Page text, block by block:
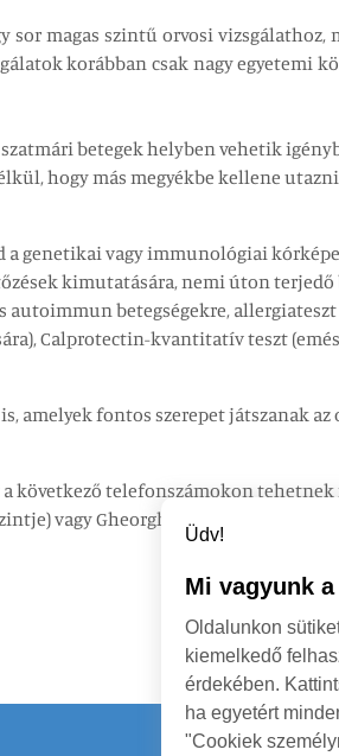
sor magas szintű orvosi
korábban csak nagy egyetemi
betegek helyben vehetik
hogy más megyékbe kellene
genetikai vagy immunológiai
kimutatására, nemi úton terjedő
betegségekre,
Calprotectin-kvantitatív teszt
amelyek fontos szerepet játszanak
telefonszámokon tehetnek
vagy Gheorghe Lazăr utca
Üdv!
Mi vagyunk
Oldalunkon
kiemelkedő
érdekében.
ha egyetért
"Cookiek